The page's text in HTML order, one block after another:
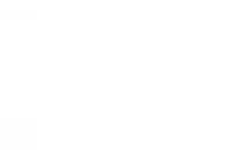
除
配合
イノ
ミ
2-
、天
ージ
「メ
ミや
く、
透明
てい
オル